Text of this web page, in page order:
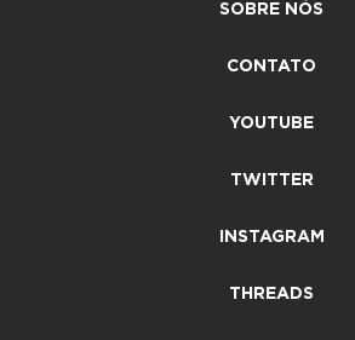
SOBRE NÓS
CONTATO
YOUTUBE
TWITTER
INSTAGRAM
THREADS